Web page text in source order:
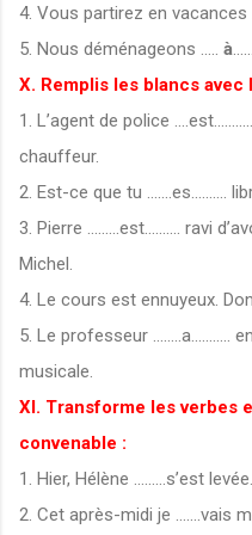
4. Vous partirez en vacances
5. Nous déménageons .....
à
X. Remplis les blancs
1. L’agent de police
chauffeur.
2. Est-ce que tu .......es..........
3. Pierre .........est.......... ravi
Michel.
4. Le cours est ennuyeux.
5. Le professeur ........a...........
musicale.
XI. Transforme les verbes
convenable :
1. Hier, Hélène .........s’est
2. Cet après-midi je .......vais